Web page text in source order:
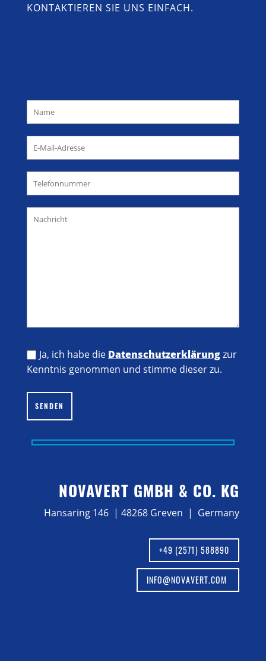
KONTAKTIEREN SIE UNS EINFACH.
Ja, ich habe die Datenschutzerklärungzur
Kenntnis genommen und stimme dieser zu.
Bitte lasse dieses Feld leer.
SENDEN
NOVAVERT GMBH & CO. KG
Hansaring 146 | 48268 Greven | Germany
+49 (2571) 588890
INFO@NOVAVERT.COM